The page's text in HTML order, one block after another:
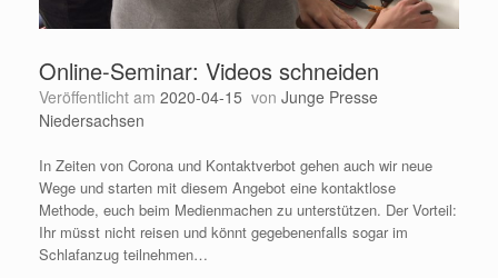
Online-Seminar: Videos schneiden
Veröffentlicht am 2020-04-15 von Junge Presse
Niedersachsen
In Zeiten von Corona und Kontaktverbot gehen auch wir neue
Wege und starten mit diesem Angebot eine kontaktlose
Methode, euch beim Medienmachen zu unterstützen. Der Vorteil:
Ihr müsst nicht reisen und könnt gegebenenfalls sogar im
Schlafanzug teilnehmen…